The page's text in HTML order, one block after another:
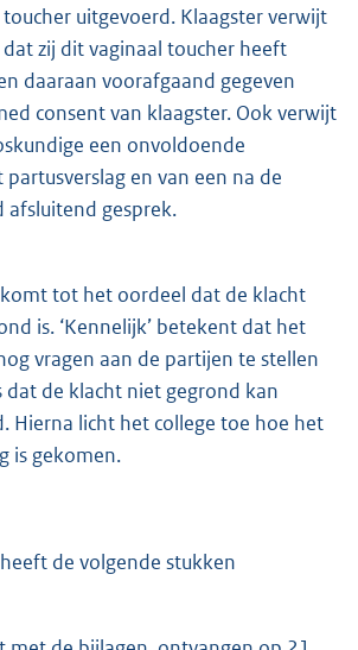
uitgevoerd. Klaagster verwijt
zij dit vaginaal toucher heeft
daaraan voorafgaand gegeven
consent van klaagster. Ook verwijt
een onvoldoende
en van een na de
afsluitend gesprek.
tot het oordeel dat de klacht
is. ‘Kennelijk’ betekent dat het
vragen aan de partijen te stellen
dat de klacht niet gegrond kan
Hierna licht het college toe hoe het
is gekomen.
de volgende stukken